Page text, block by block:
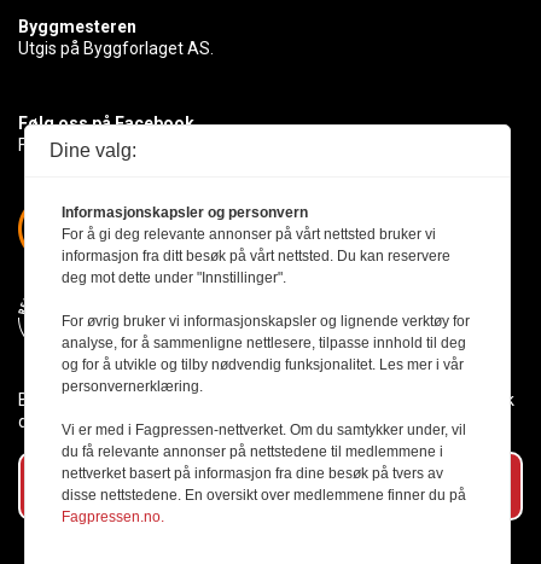
Byggmesteren
Utgis på Byggforlaget AS.
Følg oss på Facebook
Få med deg det siste innen byggebransjen
Byggmesteren følger Vær Varsom-plakaten og presseetikken slik
den er nedfelt i Redaktørplakaten.
Abonner på vårt nyhetsbrev
Dine valg:
Informasjonskapsler og personvern
For å gi deg relevante annonser på vårt nettsted bruker vi
informasjon fra ditt besøk på vårt nettsted. Du kan reservere
deg mot dette under "Innstillinger".
For øvrig bruker vi informasjonskapsler og lignende verktøy for
analyse, for å sammenligne nettlesere, tilpasse innhold til deg
og for å utvikle og tilby nødvendig funksjonalitet. Les mer i vår
personvernerklæring.
Vi er med i Fagpressen-nettverket. Om du samtykker under, vil
du få relevante annonser på nettstedene til medlemmene i
nettverket basert på informasjon fra dine besøk på tvers av
disse nettstedene. En oversikt over medlemmene finner du på
Fagpressen.no.